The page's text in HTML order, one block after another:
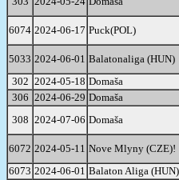
6074 2024-06-17 Puck(POL)
5033 2024-06-01 Balatonaliga (HUN)
302 2024-05-18 Domaša
306 2024-06-29 Domaša
308 2024-07-06 Domaša
6072 2024-05-11 Nove Mlyny (CZE)!
6073 2024-06-01 Balaton Aliga (HUN)